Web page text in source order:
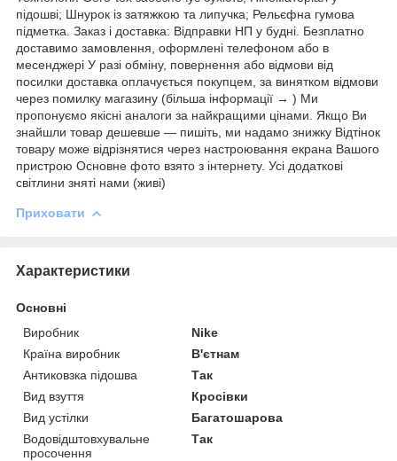
підошві; Шнурок із затяжкою та липучка; Рельєфна гумова
підметка. Заказ і доставка: Відправки НП у будні. Безплатно
доставимо замовлення, оформлені телефоном або в
месенджері У разі обміну, повернення або відмови від
посилки доставка оплачується покупцем, за винятком відмови
через помилку магазину (більша інформації → ) Ми
пропонуємо якісні аналоги за найкращими цінами. Якщо Ви
знайшли товар дешевше — пишіть, ми надамо знижку Відтінок
товару може відрізнятися через настроювання екрана Вашого
пристрою Основне фото взято з інтернету. Усі додаткові
світлини зняті нами (живі)
Приховати
Характеристики
Основні
Виробник
Nike
Країна виробник
В'єтнам
Антиковзка підошва
Так
Вид взуття
Кросівки
Вид устілки
Багатошарова
Водовідштовхувальне
просочення
Так